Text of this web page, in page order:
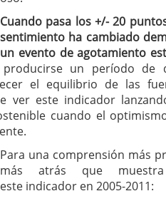
Cuando pasa los +/- 20
sentimiento ha cambiado
un evento de agotamiento
un período de
el equilibrio de las
ver este indicador
cuando el
Para una comprensión más
más atrás que
este indicador en 2005-2011: